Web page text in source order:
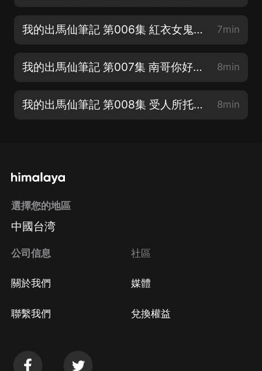
我的出馬仙筆記 第006集 紅衣女鬼【求訂閱，評論，月票呦！】 7min
我的出馬仙筆記 第007集 南哥你好【求訂閱，評論，月票呦！】 8min
我的出馬仙筆記 第008集 受人所托1【求訂閱，評論，月票呦！】 8min
選擇您的地區
中國台湾
公司信息
關於我們
聯繫我們
社區
媒體
兌換權益